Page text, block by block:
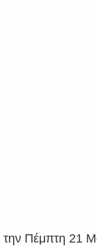
Πέμπτη 21